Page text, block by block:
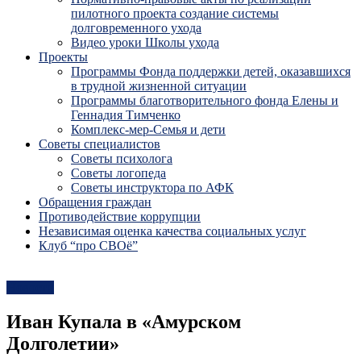
пилотного проекта создание системы
долговременного ухода
Видео уроки Школы ухода
Проекты
Программы Фонда поддержки детей, оказавшихся
в трудной жизненной ситуации
Программы благотворительного фонда Елены и
Геннадия Тимченко
Комплекс-мер-Семья и дети
Советы специалистов
Советы психолога
Советы логопеда
Советы инструктора по АФК
Обращения граждан
Противодействие коррупции
Независимая оценка качества социальных услуг
Клуб “про СВОё”
Иван Купала в «Амурском
Долголетии»